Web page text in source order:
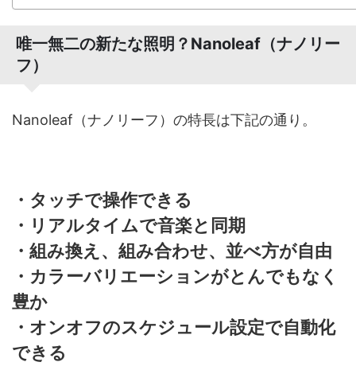
唯一無二の新たな照明？Nanoleaf（ナノリー
フ）
Nanoleaf（ナノリーフ）の特長は下記の通り。
・タッチで操作できる
・リアルタイムで音楽と同期
・組み換え、組み合わせ、並べ方が自由
・カラーバリエーションがとんでもなく
豊か
・オンオフのスケジュール設定で自動化
できる